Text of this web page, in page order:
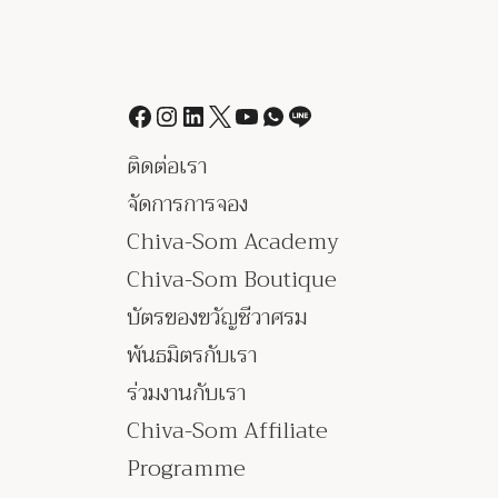
ติดต่อเรา
จัดการการจอง
Chiva-Som Academy
Chiva-Som Boutique
บัตรของขวัญชีวาศรม
พันธมิตรกับเรา
ร่วมงานกับเรา
Chiva-Som Affiliate
Programme